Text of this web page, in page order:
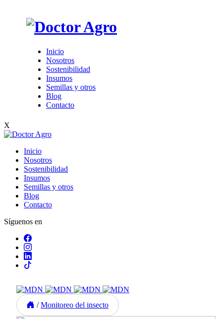
Inicio
Nosotros
Sostenibilidad
Insumos
Semillas y otros
Blog
Contacto
X
Inicio
Nosotros
Sostenibilidad
Insumos
Semillas y otros
Blog
Contacto
Síguenos en
/ Monitoreo del insecto